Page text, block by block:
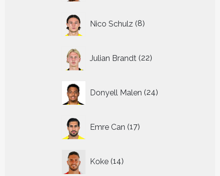
Nico Schulz 8
producten
Julian Brandt 22
producten
Donyell Malen 24
producten
Emre Can 17
producten
Koke 14
producten